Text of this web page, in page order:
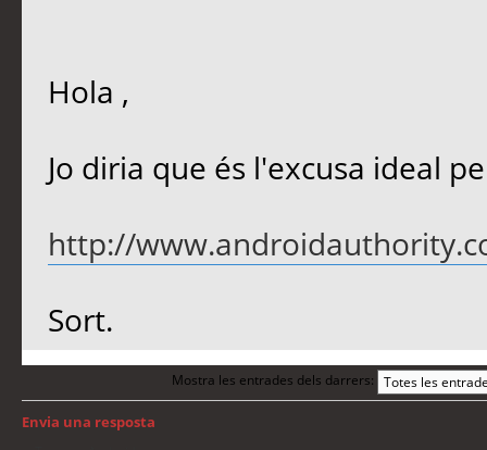
Hola ,
Jo diria que és l'excusa ideal
http://
Sort.
Mostra les entrades dels darrers:
Envia una resposta